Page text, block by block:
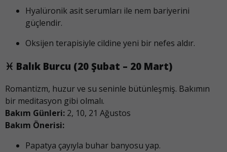
Hyalüronik asit serumları ile nem bariyerini
güçlendir.
Oksijen terapisiyle cildine yeni bir nefes aldır.
♓ Balık Burcu (20 Şubat – 20 Mart)
Romantizm, huzur ve su seninle bütünleşmiş. Bakımın
bir meditasyon gibi olmalı.
Bakım Günleri: 2, 10, 21 Ağustos
Bakım Önerisi:
Papatya çayıyla buhar banyosu yap.